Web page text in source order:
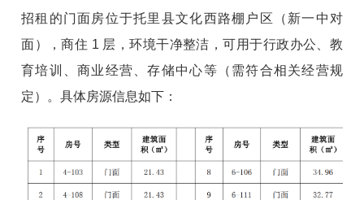
招租的门面房位于托里县文化西路棚户区（新一中 对
面），商住 1 层，环境干净整洁，可用于行政办公、教
育培训、商业经营、存储中心等（需符合相关经营规
定）。具体房源信息如下：